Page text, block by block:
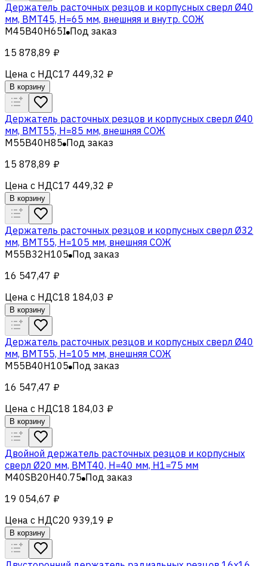
Держатель расточных резцов и корпусных сверл Ø40
мм, BMT45, H=65 мм, внешняя и внутр. СОЖ
M45B40H65I Под заказ
15 878,89 ₽
Цена с НДС17 449,32 ₽
В корзину
Держатель расточных резцов и корпусных сверл Ø40
мм, BMT55, H=85 мм, внешняя СОЖ
M55B40H85 Под заказ
15 878,89 ₽
Цена с НДС17 449,32 ₽
В корзину
Держатель расточных резцов и корпусных сверл Ø32
мм, BMT55, H=105 мм, внешняя СОЖ
M55B32H105 Под заказ
16 547,47 ₽
Цена с НДС18 184,03 ₽
В корзину
Держатель расточных резцов и корпусных сверл Ø40
мм, BMT55, H=105 мм, внешняя СОЖ
M55B40H105 Под заказ
16 547,47 ₽
Цена с НДС18 184,03 ₽
В корзину
Двойной держатель расточных резцов и корпусных
сверл Ø20 мм, BMT40, H=40 мм, H1=75 мм
M40SB20H40.75 Под заказ
19 054,67 ₽
Цена с НДС20 939,19 ₽
В корзину